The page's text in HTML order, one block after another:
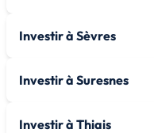
Investir à Sèvres
Investir à Suresnes
Investir à Thiais